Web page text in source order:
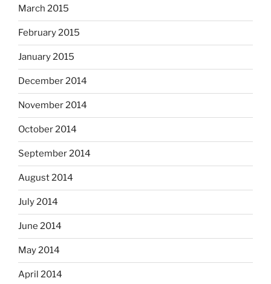
March 2015
February 2015
January 2015
December 2014
November 2014
October 2014
September 2014
August 2014
July 2014
June 2014
May 2014
April 2014